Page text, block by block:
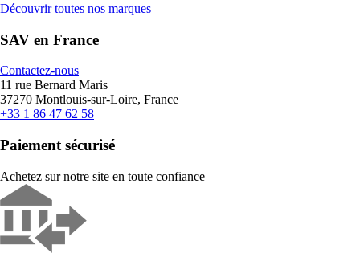
Découvrir toutes nos marques
SAV en France
Contactez-nous
11 rue Bernard Maris
37270 Montlouis-sur-Loire, France
+33 1 86 47 62 58
Paiement sécurisé
Achetez sur notre site en toute confiance